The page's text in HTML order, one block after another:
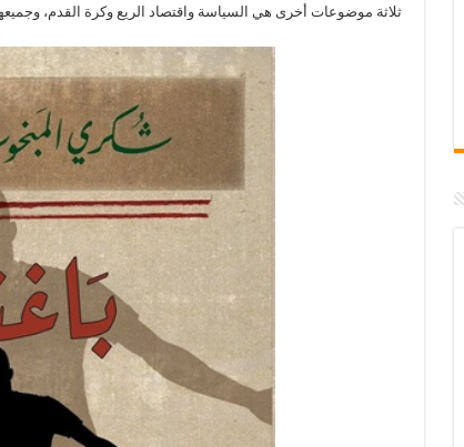
ثلاثة موضوعات أخرى هي السياسة واقتصاد الريع وكرة القدم،